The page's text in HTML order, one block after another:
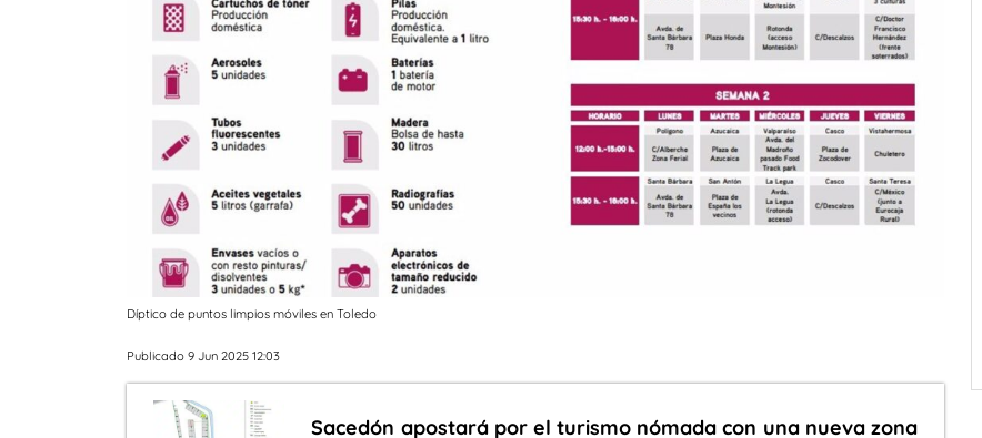
Díptico de puntos limpios móviles en Toledo
Publicado 9 Jun 2025 12:03
Sacedón apostará por el turismo nómada con una nueva zona